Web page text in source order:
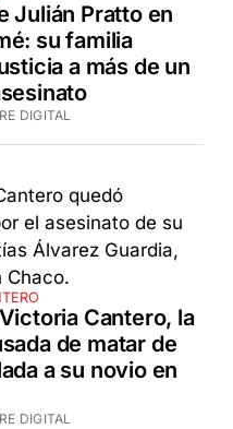
Julián Pratto en
su familia
a más de un
DIGITAL
Cantero, la
de matar de
a su novio en
DIGITAL